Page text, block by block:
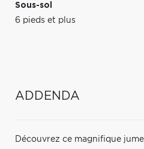
Sous-sol
6 pieds et plus
ADDENDA
Découvrez ce magnifique